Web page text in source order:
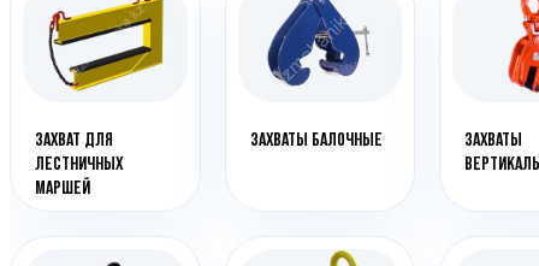
Весовое
Строительное
Такелажное
Генераторы
Компрессоры
ЗАХВАТ ДЛЯ
ЛЕСТНИЧНЫХ
МАРШЕЙ
ЗАХВАТЫ БАЛОЧНЫЕ
ЗАХВАТЫ